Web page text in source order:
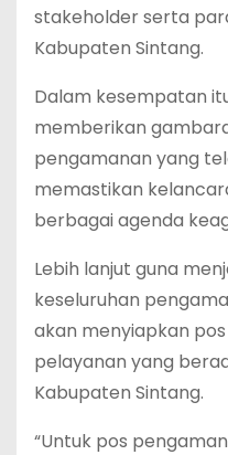
stakeholder serta
Kabupaten Sintang.
Dalam kesempatan
memberikan
pengamanan yang
memastikan
berbagai agenda
Lebih lanjut guna
keseluruhan
akan menyiapkan
pelayanan yang
Kabupaten Sintang.
“Untuk pos